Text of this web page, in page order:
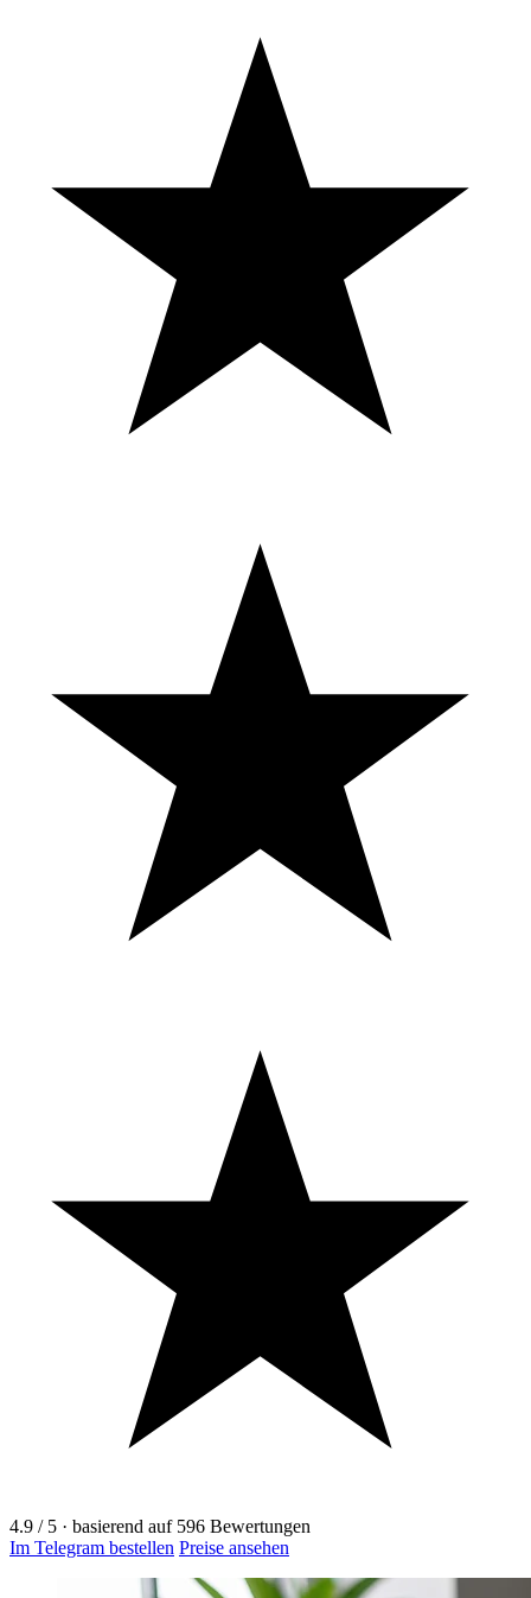
4.9 / 5 · basierend auf 596 Bewertungen
Im Telegram bestellen Preise ansehen